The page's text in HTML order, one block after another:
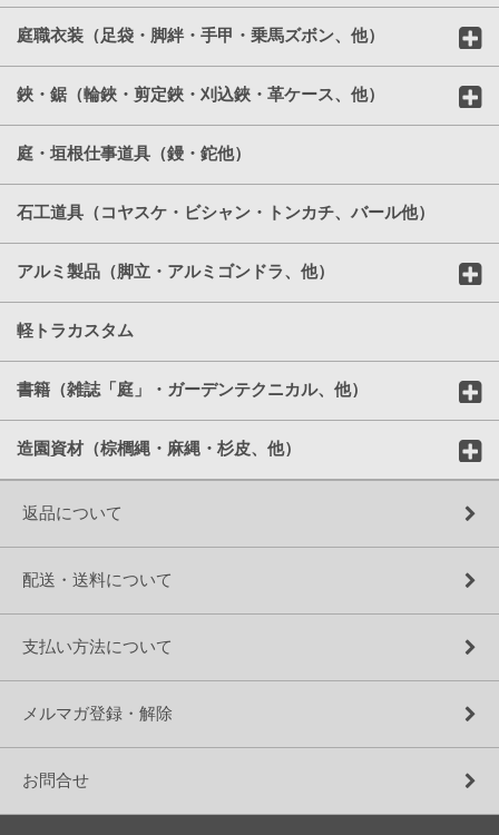
庭職衣装（足袋・脚絆・手甲・乗馬ズボン、他）
鋏・鋸（輪鋏・剪定鋏・刈込鋏・革ケース、他）
庭・垣根仕事道具（鏝・鉈他）
石工道具（コヤスケ・ビシャン・トンカチ、バール他）
アルミ製品（脚立・アルミゴンドラ、他）
軽トラカスタム
書籍（雑誌「庭」・ガーデンテクニカル、他）
造園資材（棕櫚縄・麻縄・杉皮、他）
返品について
配送・送料について
支払い方法について
メルマガ登録・解除
お問合せ